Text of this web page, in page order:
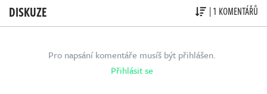
DISKUZE | 1 KOMENTÁŘŮ
Pro napsání komentáře musíš být přihlášen.
Přihlásit se